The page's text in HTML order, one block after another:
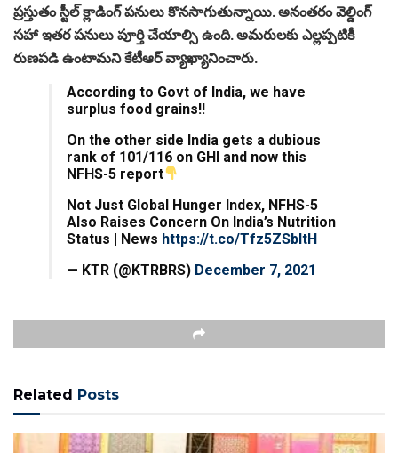
ప్రస్తుతం స్టీల్ క్లాడింగ్ పనులు కొనసాగుతున్నాయి. అనంతరం వెల్డింగ్
సహా ఇతర పనులు పూర్తి చేయాల్సి ఉంది. అమరులకు ఎల్లప్పటికీ
రుణపడి ఉంటామని కేటీఆర్‌ వ్యాఖ్యానించారు.
According to Govt of India, we have
surplus food grains!!
On the other side India gets a dubious
rank of 101/116 on GHI and now this
NFHS-5 report
Not Just Global Hunger Index, NFHS-5
Also Raises Concern On India’s Nutrition
Status | News https://t.co/Tfz5ZSbltH
— KTR (@KTRBRS) December 7, 2021
Related Posts